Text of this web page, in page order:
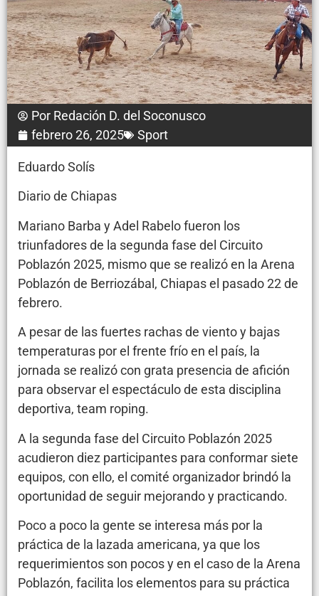
Por Redación D. del Soconusco
febrero 26, 2025
Sport
Eduardo Solís
Diario de Chiapas
Mariano Barba y Adel Rabelo fueron los
triunfadores de la segunda fase del Circuito
Poblazón 2025, mismo que se realizó en la Arena
Poblazón de Berriozábal, Chiapas el pasado 22 de
febrero.
A pesar de las fuertes rachas de viento y bajas
temperaturas por el frente frío en el país, la
jornada se realizó con grata presencia de afición
para observar el espectáculo de esta disciplina
deportiva, team roping.
A la segunda fase del Circuito Poblazón 2025
acudieron diez participantes para conformar siete
equipos, con ello, el comité organizador brindó la
oportunidad de seguir mejorando y practicando.
Poco a poco la gente se interesa más por la
práctica de la lazada americana, ya que los
requerimientos son pocos y en el caso de la Arena
Poblazón, facilita los elementos para su práctica